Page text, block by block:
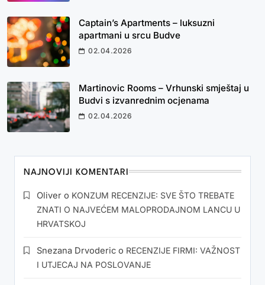
Captain’s Apartments – luksuzni
apartmani u srcu Budve
02.04.2026
Martinovic Rooms – Vrhunski smještaj u
Budvi s izvanrednim ocjenama
02.04.2026
NAJNOVIJI KOMENTARI
Oliver o KONZUM RECENZIJE: SVE ŠTO TREBATE
ZNATI O NAJVEĆEM MALOPRODAJNOM LANCU U
HRVATSKOJ
Snezana Drvoderic o RECENZIJE FIRMI: VAŽNOST
I UTJECAJ NA POSLOVANJE